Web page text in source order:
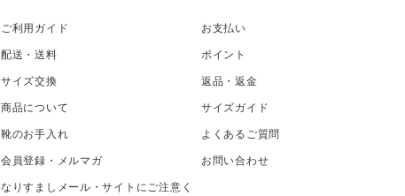
ご利用ガイド
お支払い
配送・送料
ポイント
サイズ交換
返品・返金
商品について
サイズガイド
靴のお手入れ
よくあるご質問
会員登録・メルマガ
お問い合わせ
なりすましメール・サイトにご注意く